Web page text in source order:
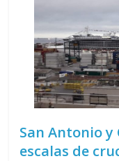
San Antonio
escalas de